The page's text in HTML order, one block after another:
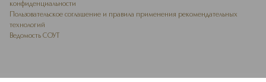
конфиденциальности
Пользовательское соглашение и правила применения рекомендательных
технологий
Ведомость СОУТ